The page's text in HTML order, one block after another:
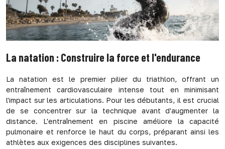
La natation : Construire la force et l'endurance
La natation est le premier pilier du triathlon, offrant un
entraînement cardiovasculaire intense tout en minimisant
l'impact sur les articulations. Pour les débutants, il est crucial
de se concentrer sur la technique avant d'augmenter la
distance. L'entraînement en piscine améliore la capacité
pulmonaire et renforce le haut du corps, préparant ainsi les
athlètes aux exigences des disciplines suivantes.